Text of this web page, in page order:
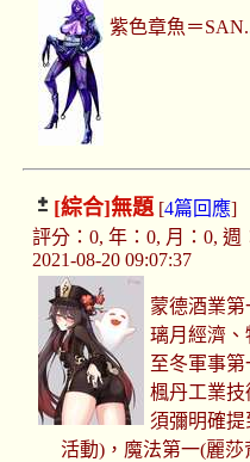
紫色章魚＝
[綜合]無題[4篇回應]
評分：0, 年：0, 月：0, 週
2021-08-20 09:07:37
蒙德酒業第
璃月經濟
至冬軍事第
楓丹工業技
須彌明確
活動)，魔法第一(麗